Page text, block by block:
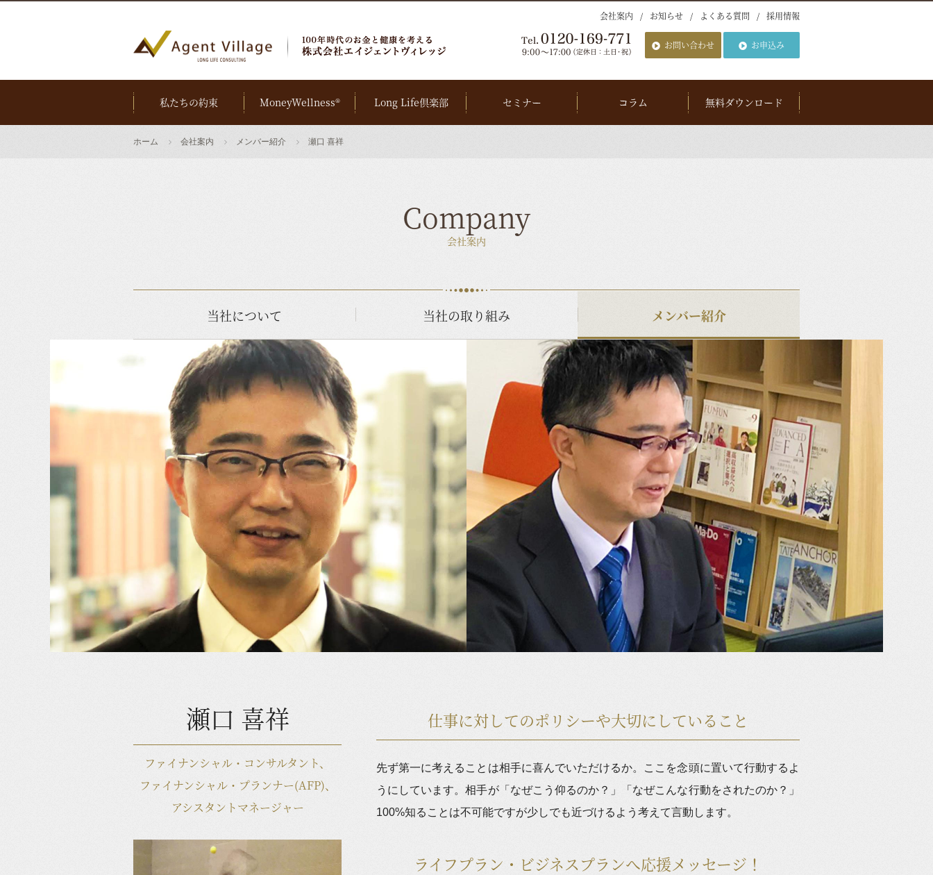
会社案内 お知らせ よくある質問 採用情報
お問い合わせ お申込み
私たちの約束 MoneyWellness® Long Life倶楽部 セミナー コラム 無料ダウンロード
ホーム 会社案内 メンバー紹介 瀬口 喜祥
Company
会社案内
当社について 当社の取り組み メンバー紹介
瀬口 喜祥
ファイナンシャル・コンサルタント、
ファイナンシャル・プランナー(AFP)、
アシスタントマネージャー
仕事に対してのポリシーや大切にしていること
先ず第一に考えることは相手に喜んでいただけるか。ここを念頭に置いて行動するよ
うにしています。相手が「なぜこう仰るのか？」「なぜこんな行動をされたのか？」
100%知ることは不可能ですが少しでも近づけるよう考えて言動します。
ライフプラン・ビジネスプランへ応援メッセージ！